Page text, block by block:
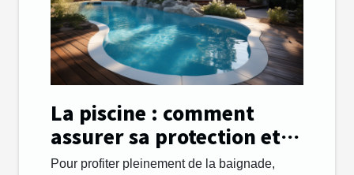
La piscine : comment
assurer sa protection et
sa sécurité ?
Pour profiter pleinement de la baignade,